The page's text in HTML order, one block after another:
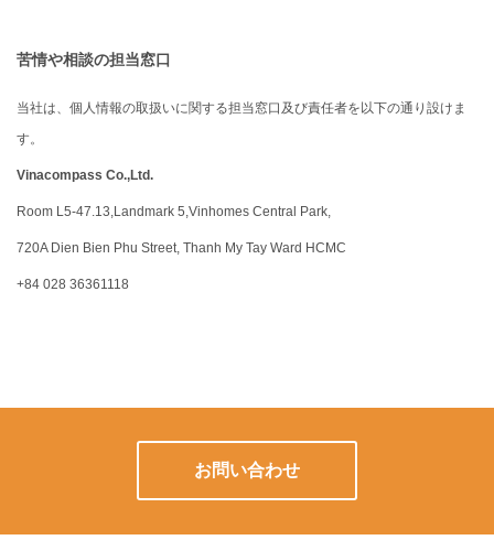
苦情や相談の担当窓口
当社は、個人情報の取扱いに関する担当窓口及び責任者を以下の通り設けま
す。
Vinacompass Co.,Ltd.
Room L5-47.13,Landmark 5,Vinhomes Central Park,
720A Dien Bien Phu Street, Thanh My Tay Ward HCMC
+84 028 36361118
お問い合わせ